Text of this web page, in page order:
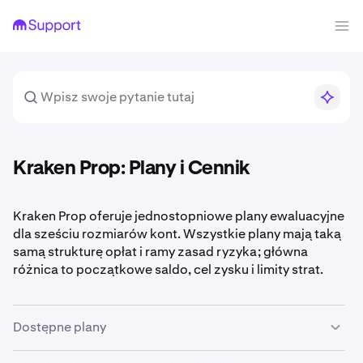
Kraken Prop: Plany i Cennik
Kraken Prop oferuje jednostopniowe plany ewaluacyjne
dla sześciu rozmiarów kont. Wszystkie plany mają taką
samą strukturę opłat i ramy zasad ryzyka; główna
różnica to początkowe saldo, cel zysku i limity strat.
Dostępne plany